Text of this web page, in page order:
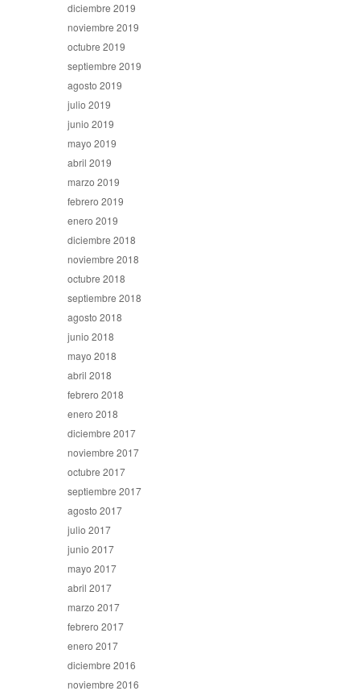
diciembre 2019
noviembre 2019
octubre 2019
septiembre 2019
agosto 2019
julio 2019
junio 2019
mayo 2019
abril 2019
marzo 2019
febrero 2019
enero 2019
diciembre 2018
noviembre 2018
octubre 2018
septiembre 2018
agosto 2018
junio 2018
mayo 2018
abril 2018
febrero 2018
enero 2018
diciembre 2017
noviembre 2017
octubre 2017
septiembre 2017
agosto 2017
julio 2017
junio 2017
mayo 2017
abril 2017
marzo 2017
febrero 2017
enero 2017
diciembre 2016
noviembre 2016